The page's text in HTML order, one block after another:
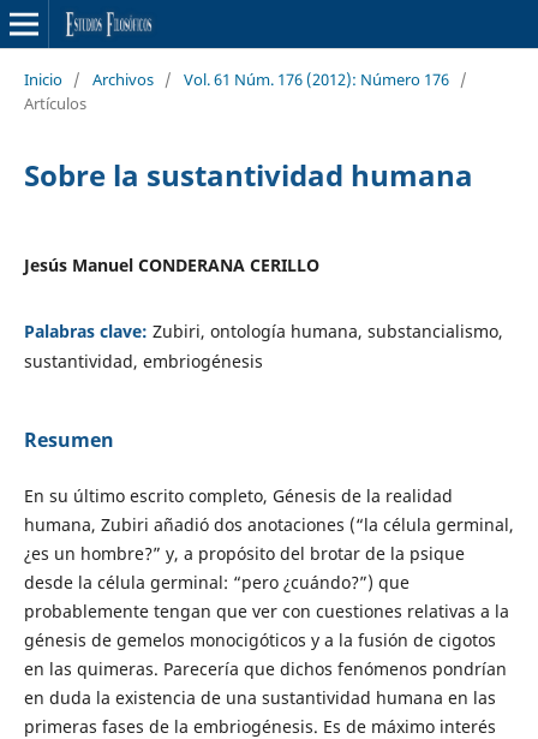
Inicio / Archivos / Vol. 61 Núm. 176 (2012): Número 176 /
Artículos
Sobre la sustantividad humana
Jesús Manuel CONDERANA CERILLO
Palabras clave: Zubiri, ontología humana, substancialismo,
sustantividad, embriogénesis
Resumen
En su último escrito completo, Génesis de la realidad
humana, Zubiri añadió dos anotaciones (“la célula germinal,
¿es un hombre?” y, a propósito del brotar de la psique
desde la célula germinal: “pero ¿cuándo?”) que
probablemente tengan que ver con cuestiones relativas a la
génesis de gemelos monocigóticos y a la fusión de cigotos
en las quimeras. Parecería que dichos fenómenos pondrían
en duda la existencia de una sustantividad humana en las
primeras fases de la embriogénesis. Es de máximo interés